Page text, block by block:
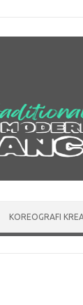
KOREOGRAFI